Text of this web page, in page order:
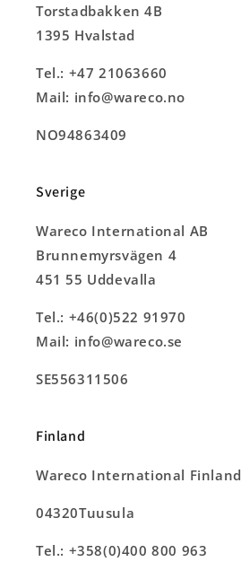
Torstadbakken 4B
1395 Hvalstad
Tel.: +47 21063660
Mail: info@wareco.no
NO94863409
Sverige
Wareco International AB
Brunnemyrsvägen 4
451 55 Uddevalla
Tel.: +46(0)522 91970
Mail: info@wareco.se
SE556311506
Finland
Wareco International Finland
04320Tuusula
Tel.: +358(0)400 800 963